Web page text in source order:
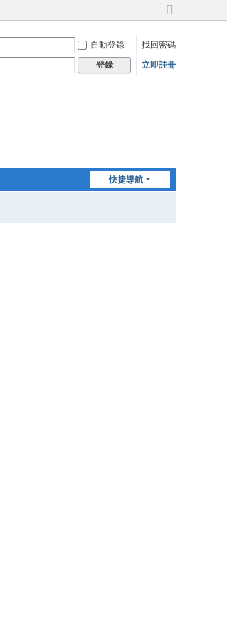
切
到
寬
自動登錄
找回密碼
登錄 立即註冊
快捷導航